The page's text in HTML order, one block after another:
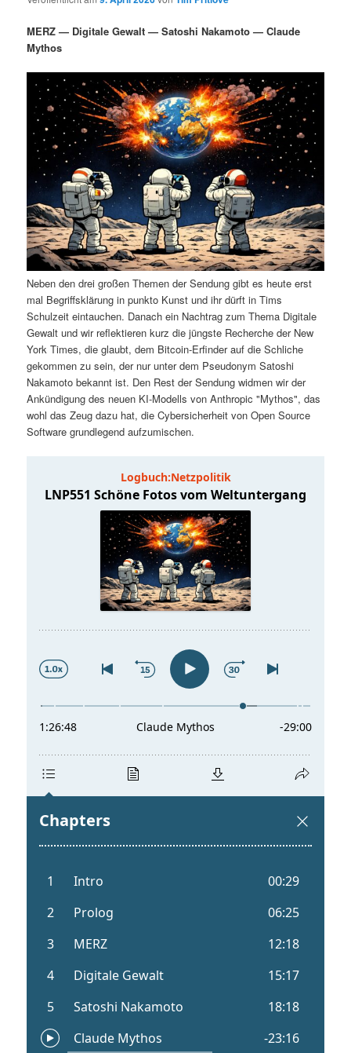
m
r
n
I
n
h
a
l
t
s
p
n
u
d
r
e
n
I
n
h
a
l
t
g
e
n
n
a
MERZ — Digitale Gewalt — Satoshi Nakamoto — Claude
Mythos
Neben den drei großen Themen der Sendung gibt es heute erst
mal Begriffsklärung in punkto Kunst und ihr dürft in Tims
Schulzeit eintauchen. Danach ein Nachtrag zum Thema Digitale
Gewalt und wir reflektieren kurz die jüngste Recherche der New
York Times, die glaubt, dem Bitcoin-Erfinder auf die Schliche
gekommen zu sein, der nur unter dem Pseudonym Satoshi
Nakamoto bekannt ist. Den Rest der Sendung widmen wir der
Ankündigung des neuen KI-Modells von Anthropic "Mythos", das
wohl das Zeug dazu hat, die Cybersicherheit von Open Source
Software grundlegend aufzumischen.